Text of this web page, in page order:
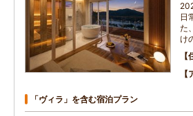
日
た
け
「ヴィラ」を含む宿泊プラン